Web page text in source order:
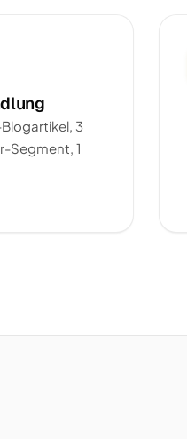
3
Segment, 1